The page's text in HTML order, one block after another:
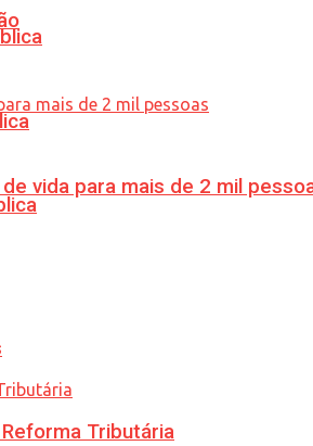
vida para mais de 2 mil
Tributária